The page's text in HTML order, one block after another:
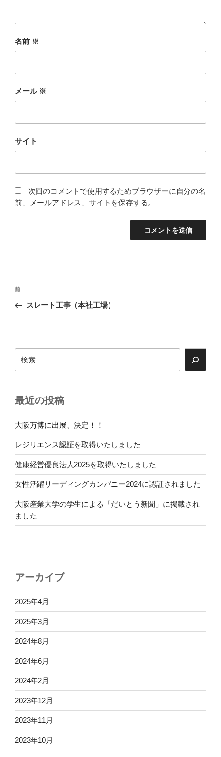
名前 ※
メール ※
サイト
次回のコメントで使用するためブラウザーに自分の名
前、メールアドレス、サイトを保存する。
投
ナ
シ
ン
前
の
前
スレート工事（本社工場）
最近の投稿
大阪万博に出展、決定！！
レジリエンス認証を取得いたしました
健康経営優良法人2025を取得いたしました
女性活躍リーディングカンパニー2024に認証されました
大阪産業大学の学生による「だいとう新聞」に掲載され
ました
アーカイブ
2025年4月
2025年3月
2024年8月
2024年6月
2024年2月
2023年12月
2023年11月
2023年10月